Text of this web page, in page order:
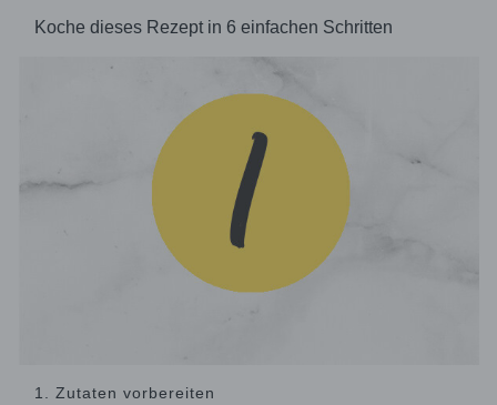
Koche dieses Rezept in 6 einfachen Schritten
1. Zutaten vorbereiten